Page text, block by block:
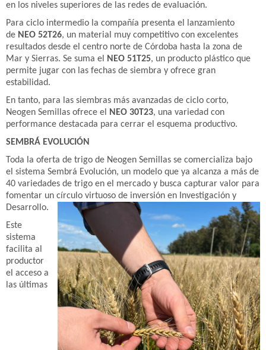
en los niveles superiores de las redes de evaluación.
Para ciclo intermedio la compañía presenta el lanzamiento
de NEO 52T26, un material muy competitivo con excelentes
resultados desde el centro norte de Córdoba hasta la zona de
Mar y Sierras. Se suma el
NEO 51T25, un producto plástico que
permite jugar con las fechas de siembra y ofrece gran
estabilidad.
En tanto, para las siembras más avanzadas de ciclo corto,
Neogen Semillas ofrece el
NEO 30T23, una variedad con
performance destacada para cerrar el esquema productivo.
SEMBRÁ EVOLUCIÓN
Toda la oferta de trigo de Neogen Semillas se comercializa bajo
el sistema Sembrá Evolución, un modelo que ya alcanza a más de
40 variedades de trigo en el mercado y busca capturar valor para
fomentar un círculo virtuoso de inversión en Investigación y
Desarrollo.
Este
sistema
facilita al
productor
el acceso a
las últimas